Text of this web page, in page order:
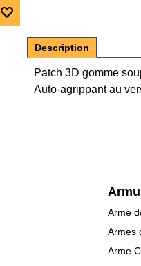
Description
Patch 3D gomme
Auto-agrippant au
Arme
Armes
Arme